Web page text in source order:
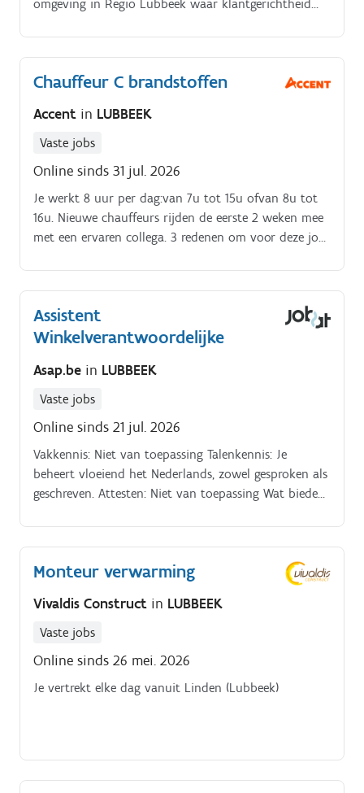
omgeving in Regio Lubbeek waar klantgerichtheid
dat alles klaar is voor de volgende dag.
Chauffeur C brandstoffen
Accent in LUBBEEK
Vaste jobs
Online sinds 31 jul. 2026
Je werkt 8 uur per dag:van 7u tot 15u ofvan 8u tot
16u. Nieuwe chauffeurs rijden de eerste 2 weken mee
met een ervaren collega. 3 redenen om voor deze job
Assistent
Winkelverantwoordelijke
Asap.be in LUBBEEK
Vaste jobs
Online sinds 21 jul. 2026
Vakkennis: Niet van toepassing Talenkennis: Je
beheert vloeiend het Nederlands, zowel gesproken als
geschreven. Attesten: Niet van toepassing Wat bieden
Monteur verwarming
Vivaldis Construct in LUBBEEK
Vaste jobs
Online sinds 26 mei. 2026
Je vertrekt elke dag vanuit Linden (Lubbeek)